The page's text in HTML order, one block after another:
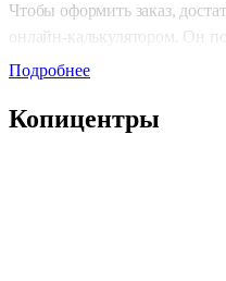
Чтобы оформить заказ,
онлайн-калькулятором. Он
стоимость, выбрать
10%. Это простой и
Подробнее
Копицентры